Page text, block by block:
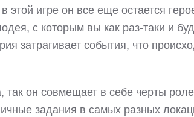
этой игре он все еще остается
с которым вы как раз-таки и
затрагивает события, что
так он совмещает в себе черты
задания в самых разных